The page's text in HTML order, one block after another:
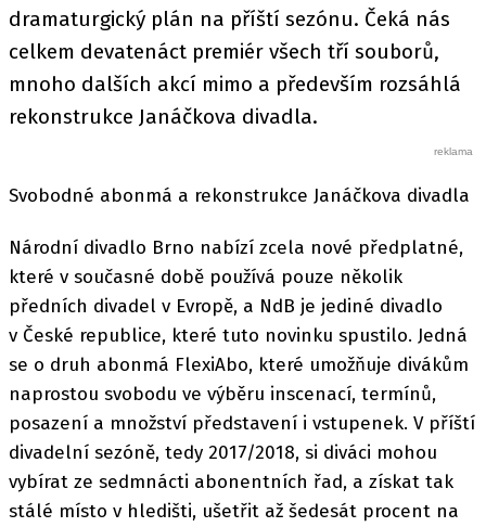
dramaturgický plán na příští sezónu. Čeká nás
celkem devatenáct premiér všech tří souborů,
mnoho dalších akcí mimo a především rozsáhlá
rekonstrukce Janáčkova divadla.
Svobodné abonmá a rekonstrukce Janáčkova divadla
Národní divadlo Brno nabízí zcela nové předplatné,
které v současné době používá pouze několik
předních divadel v Evropě, a NdB je jediné divadlo
v České republice, které tuto novinku spustilo. Jedná
se o druh abonmá FlexiAbo, které umožňuje divákům
naprostou svobodu ve výběru inscenací, termínů,
posazení a množství představení i vstupenek. V příští
divadelní sezóně, tedy 2017/2018, si diváci mohou
vybírat ze sedmnácti abonentních řad, a získat tak
stálé místo v hledišti, ušetřit až šedesát procent na